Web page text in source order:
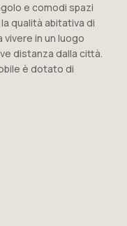
e comodi spazi
qualità abitativa di
in un luogo
distanza dalla città.
è dotato di